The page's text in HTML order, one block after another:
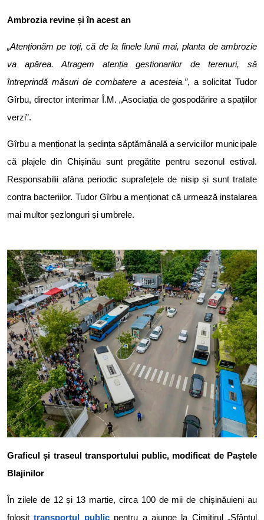
Ambrozia revine și în acest an
„Atenționăm pe toți, că de la finele lunii mai, planta de ambrozie
va apărea. Atragem atenția gestionarilor de terenuri, să
întreprindă măsuri de combatere a acesteia.”, a solicitat Tudor
Gîrbu, director interimar Î.M. „Asociația de gospodărire a spațiilor
verzi”.
Gîrbu a menționat la ședința săptămânală a serviciilor municipale
că plajele din Chișinău sunt pregătite pentru sezonul estival.
Responsabilii afâna periodic suprafețele de nisip și sunt tratate
contra bacteriilor. Tudor Gîrbu a menționat că urmează instalarea
mai multor șezlonguri și umbrele.
Graficul și traseul transportului public, modificat de Paștele
Blajinilor
În zilele de 12 și 13 martie, circa 100 de mii de chișinăuieni au
folosittransportul publicpentru a ajunge la Cimitirul „Sfântul